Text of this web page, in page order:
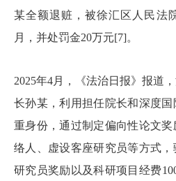
某全额退赃，被徐汇区人民法
月，并处罚金20万元[7]。
2025年4月，《法治日报》报道
长孙某，利用担任院长和深度
重身份，通过制定偏向性论文
络人、虚设客座研究员等方式
研究员奖励以及科研项目经费